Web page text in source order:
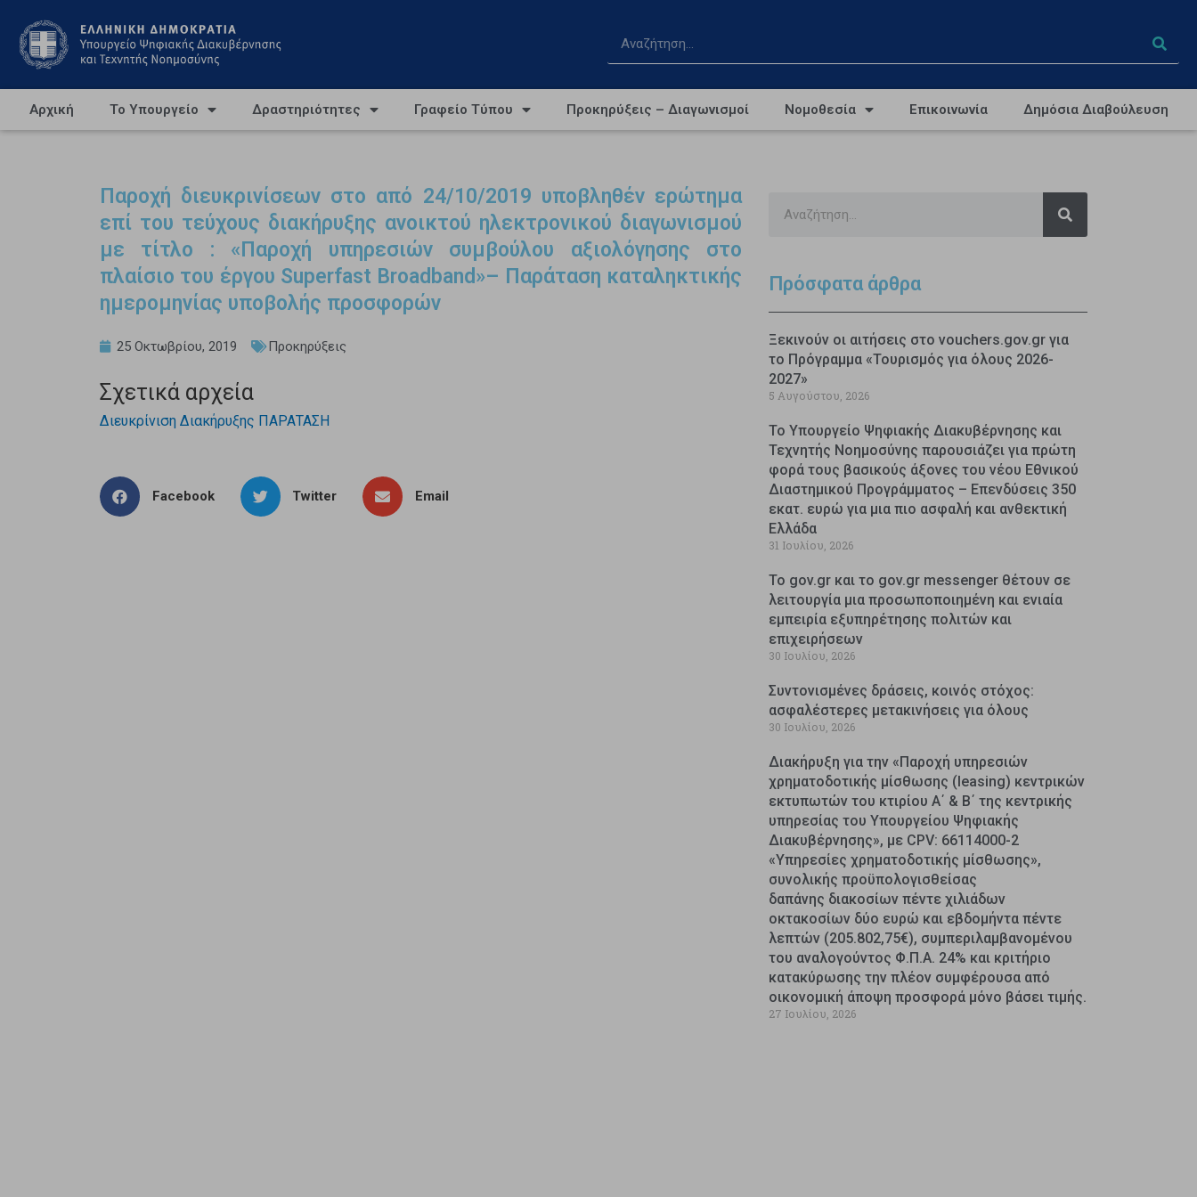
Αρχική Το Υπουργείο Δραστηριότητες Γραφείο Τύπου Προκηρύξεις – Διαγωνισμοί Νομοθεσία Επικοινωνία Δημόσια Διαβούλευση
Παροχή διευκρινίσεων στο από 24/10/2019 υποβληθέν ερώτημα
επί του τεύχους διακήρυξης ανοικτού ηλεκτρονικού διαγωνισμού
με τίτλο : «Παροχή υπηρεσιών συμβούλου αξιολόγησης στο
πλαίσιο του έργου Superfast Broadband»– Παράταση καταληκτικής
ημερομηνίας υποβολής προσφορών
25 Οκτωβρίου, 2019 Προκηρύξεις
Σχετικά αρχεία
Διευκρίνιση Διακήρυξης ΠΑΡΑΤΑΣΗ
Facebook Twitter Email
Πρόσφατα άρθρα
Ξεκινούν οι αιτήσεις στο vouchers.gov.gr για
το Πρόγραμμα «Τουρισμός για όλους 2026-
2027»
5 Αυγούστου, 2026
Το Υπουργείο Ψηφιακής Διακυβέρνησης και
Τεχνητής Νοημοσύνης παρουσιάζει για πρώτη
φορά τους βασικούς άξονες του νέου Εθνικού
Διαστημικού Προγράμματος – Επενδύσεις 350
εκατ. ευρώ για μια πιο ασφαλή και ανθεκτική
Ελλάδα
31 Ιουλίου, 2026
Το gov.gr και το gov.gr messenger θέτουν σε
λειτουργία μια προσωποποιημένη και ενιαία
εμπειρία εξυπηρέτησης πολιτών και
επιχειρήσεων
30 Ιουλίου, 2026
Συντονισμένες δράσεις, κοινός στόχος:
ασφαλέστερες μετακινήσεις για όλους
30 Ιουλίου, 2026
Διακήρυξη για την «Παροχή υπηρεσιών
χρηματοδοτικής μίσθωσης (leasing) κεντρικών
εκτυπωτών του κτιρίου Α΄ & Β΄ της κεντρικής
υπηρεσίας του Υπουργείου Ψηφιακής
Διακυβέρνησης», με CPV: 66114000-2
«Υπηρεσίες χρηματοδοτικής μίσθωσης»,
συνολικής προϋπολογισθείσας
δαπάνης διακοσίων πέντε χιλιάδων
οκτακοσίων δύο ευρώ και εβδομήντα πέντε
λεπτών (205.802,75€), συμπεριλαμβανομένου
του αναλογούντος Φ.Π.Α. 24% και κριτήριο
κατακύρωσης την πλέον συμφέρουσα από
οικονομική άποψη προσφορά μόνο βάσει τιμής.
27 Ιουλίου, 2026